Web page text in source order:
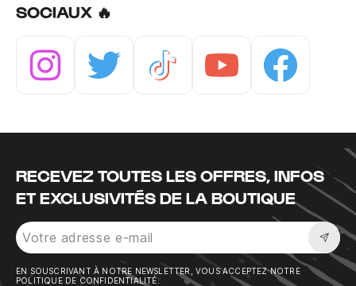
SOCIAUX 🔥
RECEVEZ TOUTES LES OFFRES, INFOS
ET EXCLUSIVITÉS DE LA BOUTIQUE
EN SOUSCRIVANT À NOTRE NEWSLETTER, VOUS ACCEPTEZ NOTRE
POLITIQUE DE CONFIDENTIALITÉ.